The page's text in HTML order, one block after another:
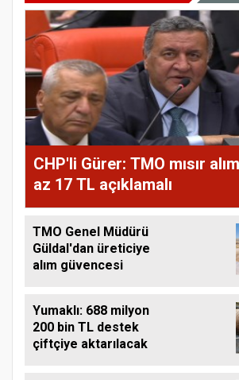
CHP'li Gürer: TMO mısır
az 17 TL açıklamalı
TMO Genel Müdürü
Güldal'dan üreticiye
alım güvencesi
Yumaklı: 688 milyon
200 bin TL destek
çiftçiye aktarılacak